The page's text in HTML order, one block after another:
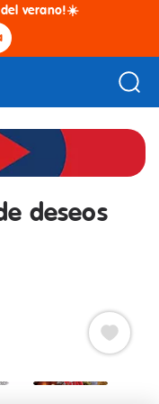
del verano!☀️
deseos